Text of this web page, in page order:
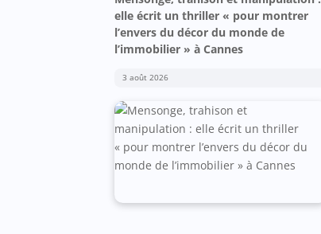
elle écrit un thriller « pour montrer
l’envers du décor du monde de
l’immobilier » à Cannes
3 août 2026